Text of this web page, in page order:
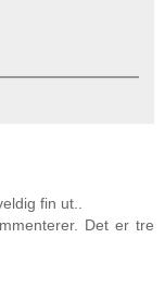
fin ut..
Det er tre